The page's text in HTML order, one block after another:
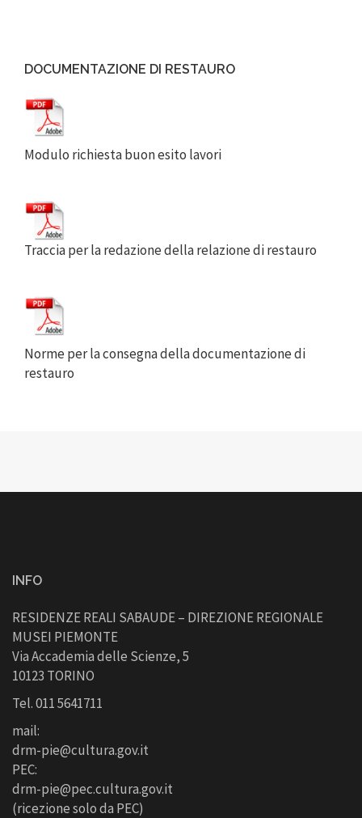
DOCUMENTAZIONE DI RESTAURO
Modulo richiesta buon esito lavori
Traccia per la redazione della relazione di restauro
Norme per la consegna della documentazione di
restauro
INFO
RESIDENZE REALI SABAUDE – DIREZIONE REGIONALE
MUSEI PIEMONTE
Via Accademia delle Scienze, 5
10123 TORINO
Tel. 011 5641711
mail:
drm-pie@cultura.gov.it
PEC:
drm-pie@pec.cultura.gov.it
(ricezione solo da PEC)